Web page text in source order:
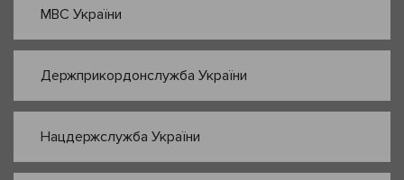
МВС України
Держприкордонслужба України
Нацдержслужба України